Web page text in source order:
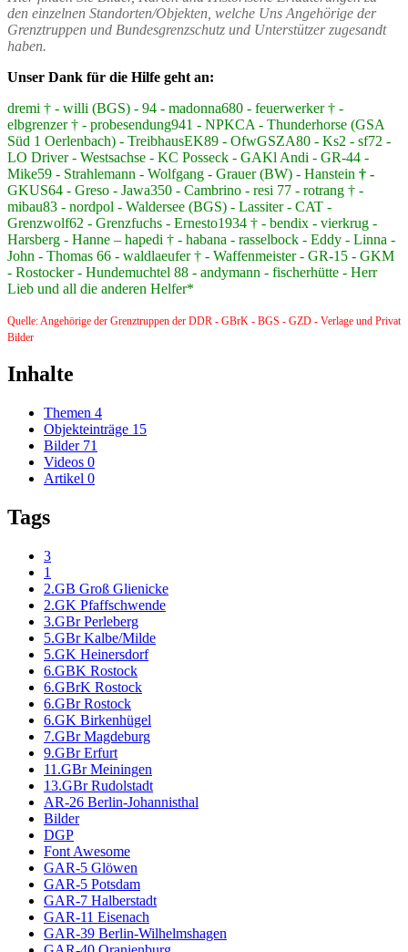
den einzelnen Standorten/Objekten, welche Uns Angehörige der
Grenztruppen und Bundesgrenzschutz und Unterstützer zugesandt
haben.
Unser Dank für die Hilfe geht an:
dremi † - willi (BGS) - 94 - madonna680 - feuerwerker † -
elbgrenzer † - probesendung941 - NPKCA - Thunderhorse (GSA
Süd 1 Oerlenbach) - TreibhausEK89 - OfwGSZA80 - Ks2 - sf72 -
LO Driver - Westsachse - KC Posseck - GAKl Andi - GR-44 -
Mike59 - Strahlemann - Wolfgang - Grauer (BW) - Hanstein † -
GKUS64 - Greso - Jawa350 - Cambrino - resi 77 - rotrang † -
mibau83 - nordpol - Waldersee (BGS) - Lassiter - CAT -
Grenzwolf62 - Grenzfuchs - Ernesto1934 † - bendix - vierkrug -
Harsberg - Hanne – hapedi † - habana - rasselbock - Eddy - Linna -
John - Thomas 66 - waldlaeufer † - Waffenmeister - GR-15 - GKM
- Rostocker - Hundemuchtel 88 - andymann - fischerhütte - Herr
Lieb und all die anderen Helfer*
Quelle: Angehörige der Grenztruppen der DDR - GBrK - BGS - GZD - Verlage und Privat
Bilder
Inhalte
Themen 4
Objekteinträge 15
Bilder 71
Videos 0
Artikel 0
Tags
3
1
2.GB Groß Glienicke
2.GK Pfaffschwende
3.GBr Perleberg
5.GBr Kalbe/Milde
5.GK Heinersdorf
6.GBK Rostock
6.GBrK Rostock
6.GBr Rostock
6.GK Birkenhügel
7.GBr Magdeburg
9.GBr Erfurt
11.GBr Meiningen
13.GBr Rudolstadt
AR-26 Berlin-Johannisthal
Bilder
DGP
Font Awesome
GAR-5 Glöwen
GAR-5 Potsdam
GAR-7 Halberstadt
GAR-11 Eisenach
GAR-39 Berlin-Wilhelmshagen